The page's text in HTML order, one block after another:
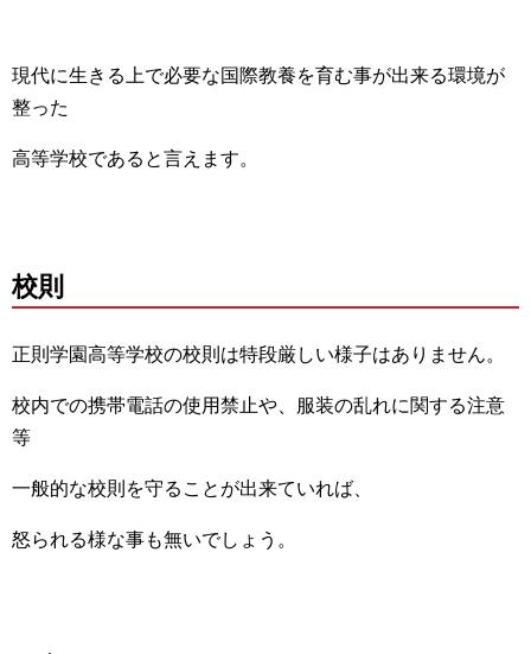
現代に生きる上で必要な国際教養を育む事が出来る環境が
整った
高等学校であると言えます。
校則
正則学園高等学校の校則は特段厳しい様子はありません。
校内での携帯電話の使用禁止や、服装の乱れに関する注意
等
一般的な校則を守ることが出来ていれば、
怒られる様な事も無いでしょう。